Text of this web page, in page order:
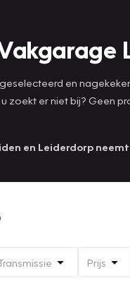
en
zoekt er niet bij? Geen
en Leiderdorp
Prijs